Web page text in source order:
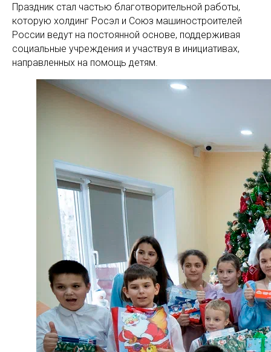
Праздник стал частью благотворительной работы,
которую холдинг Росэл и Союз машиностроителей
России ведут на постоянной основе, поддерживая
социальные учреждения и участвуя в инициативах,
направленных на помощь детям.